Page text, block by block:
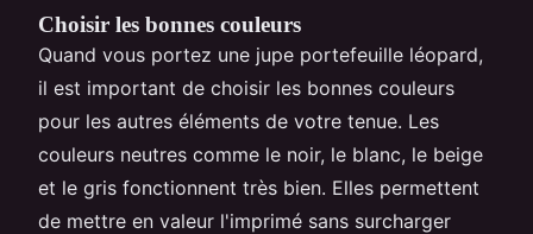
Choisir les bonnes couleurs
Quand vous portez une jupe portefeuille léopard,
il est important de choisir les bonnes couleurs
pour les autres éléments de votre tenue. Les
couleurs neutres comme le noir, le blanc, le beige
et le gris fonctionnent très bien. Elles permettent
de mettre en valeur l'imprimé sans surcharger